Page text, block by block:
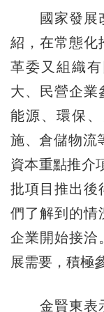
國家發展改
紹，在常態化
革委又組織
大、民營企業
能源、環保
施、倉儲物流
資本重點推介
批項目推出後
們了解到的情
企業開始接洽
展需要，積極
金賢東表示